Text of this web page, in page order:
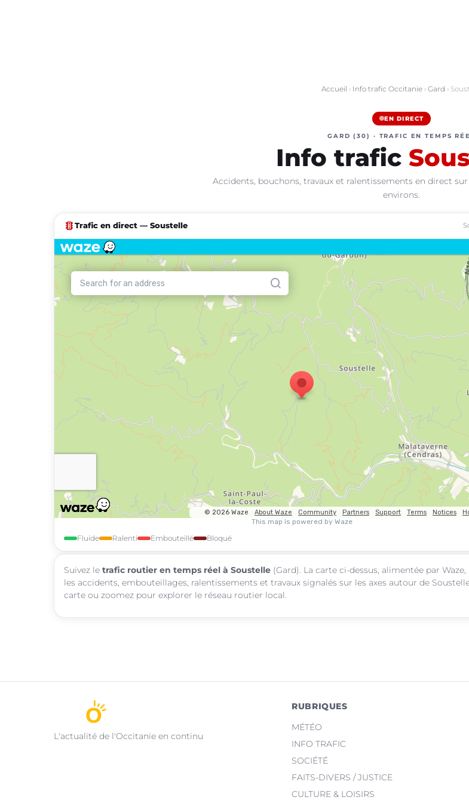
Accueil › Info trafic Occitanie› Gard ›
EN DIRECT
GARD (30) · TRAFIC EN TEMPS
Info trafic
Accidents, bouchons, travaux et ralentissements en direct
environs.
traffic Trafic en direct — Soustelle
Fluide Ralenti Embouteillé Bloqué
Suivez le trafic routier en temps réel à Soustelle (Gard). La carte ci-dessus, alimentée par
les accidents, embouteillages, ralentissements et travaux signalés sur les axes autour de
carte ou zoomez pour explorer le réseau routier local.
L'actualité de l'Occitanie en continu
RUBRIQUES
MÉTÉO
INFO TRAFIC
SOCIÉTÉ
FAITS-DIVERS / JUSTICE
CULTURE & LOISIRS